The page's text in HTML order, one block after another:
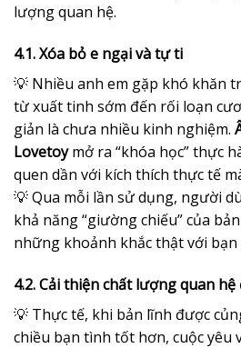
lượng quan hệ.
4.1. Xóa bỏ e ngại và tự ti
💡 Nhiều anh em gặp khó khăn
từ xuất tinh sớm đến rối loạn
giản là chưa nhiều kinh nghiệm.
Lovetoymở ra “khóa học” thực
quen dần với kích thích thực tế
💡 Qua mỗi lần sử dụng, người
khả năng “giường chiếu” của
những khoảnh khắc thật với bạn
4.2. Cải thiện chất lượng quan
💡 Thực tế, khi bản lĩnh được
chiều bạn tình tốt hơn, cuộc yêu